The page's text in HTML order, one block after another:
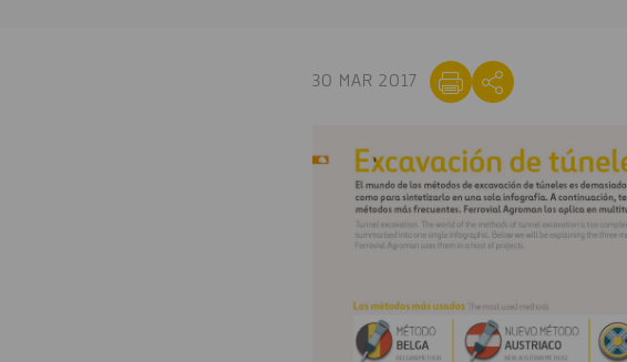
30 MAR 2017